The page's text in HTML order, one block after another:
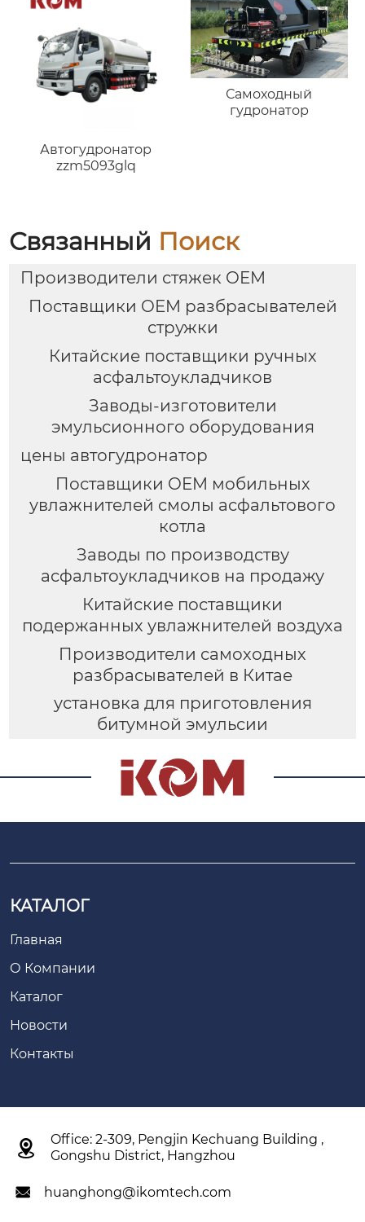
Автогудронатор
zzm5093glq
Самоходный
гудронатор
Связанный Поиск
Производители стяжек OEM
Поставщики OEM разбрасывателей
стружки
Китайские поставщики ручных
асфальтоукладчиков
Заводы-изготовители
эмульсионного оборудования
цены автогудронатор
Поставщики OEM мобильных
увлажнителей смолы асфальтового
котла
Заводы по производству
асфальтоукладчиков на продажу
Китайские поставщики
подержанных увлажнителей воздуха
Производители самоходных
разбрасывателей в Китае
установка для приготовления
битумной эмульсии
КАТАЛОГ
Главная
О Компании
Каталог
Новости
Контакты

Office: 2-309, Pengjin Kechuang Building ,
Gongshu District, Hangzhou
 huanghong@ikomtech.com